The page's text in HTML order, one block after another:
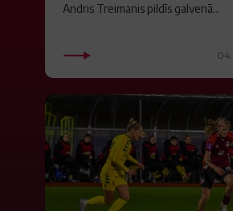
Andris Treimanis pildīs galvenā...